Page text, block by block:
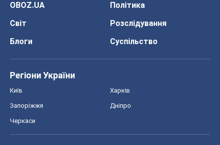
OBOZ.UA
Політика
Світ
Розслідування
Блоги
Суспільство
Регіони України
Київ Харків
Запоріжжя Дніпро
Черкаси